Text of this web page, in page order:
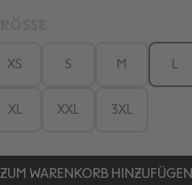
XS S M
XL XXL 3XL
ZUM WARENKORB HINZUFÜGEN